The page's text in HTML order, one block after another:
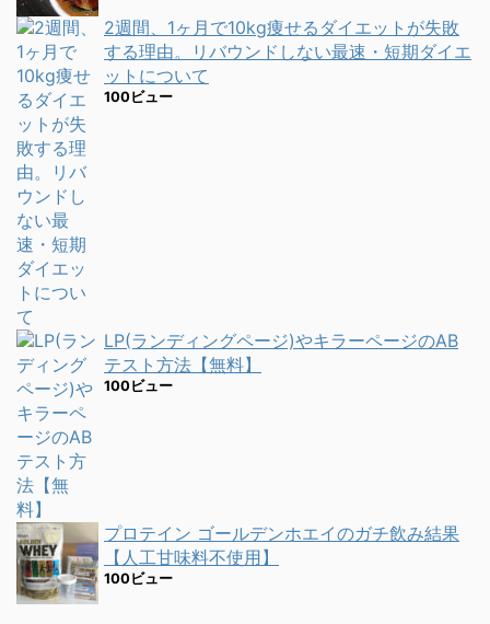
2週間、1ヶ月で10kg痩せるダイエットが失敗
する理由。リバウンドしない最速・短期ダイエ
ットについて
100ビュー
LP(ランディングページ)やキラーページのAB
テスト方法【無料】
100ビュー
プロテイン ゴールデンホエイのガチ飲み結果
【人工甘味料不使用】
100ビュー